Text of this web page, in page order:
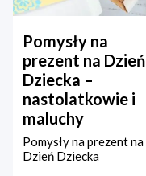
Pomysły na
prezent na Dzień
Dziecka –
nastolatkowie i
maluchy
Pomysły na prezent na
Dzień Dziecka